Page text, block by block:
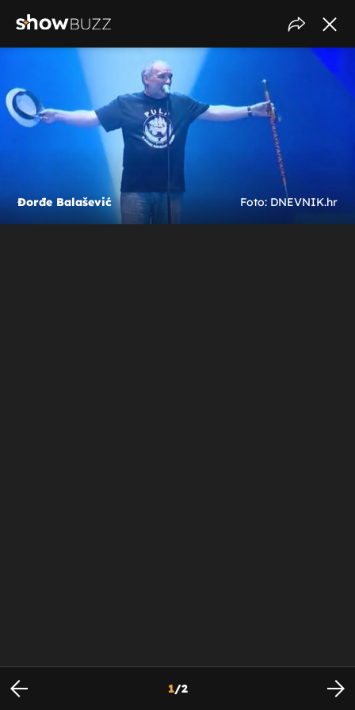
Đorđe Balašević Foto: DNEVNIK.hr
1/2